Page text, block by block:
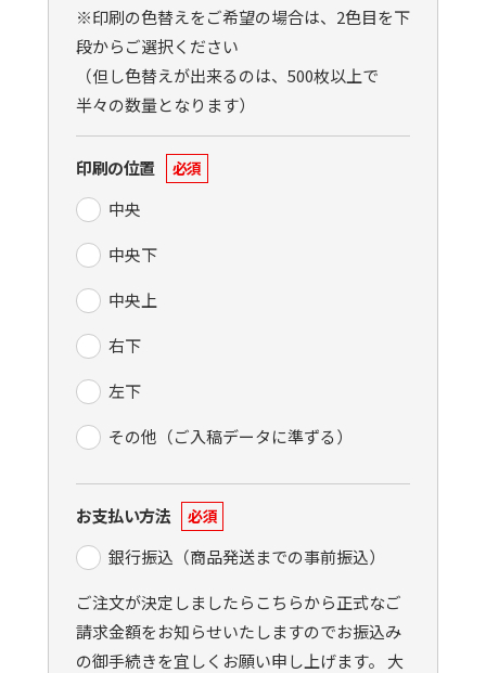
※印刷の色替えをご希望の場合は、2色目を下
段からご選択ください
（但し色替えが出来るのは、500枚以上で
半々の数量となります）
印刷の位置 必須
中央
中央下
中央上
右下
左下
その他（ご入稿データに準ずる）
お支払い方法 必須
銀行振込（商品発送までの事前振込）
ご注文が決定しましたらこちらから正式なご
請求金額をお知らせいたしますのでお振込み
の御手続きを宜しくお願い申し上げます。 大